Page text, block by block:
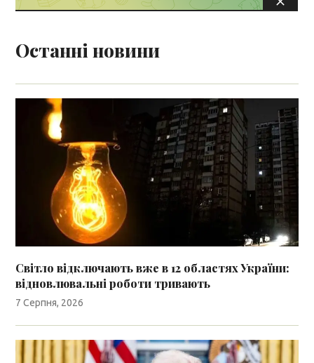
Останні новини
Світло відключають вже в 12 областях України:
відновлювальні роботи тривають
7 Серпня, 2026